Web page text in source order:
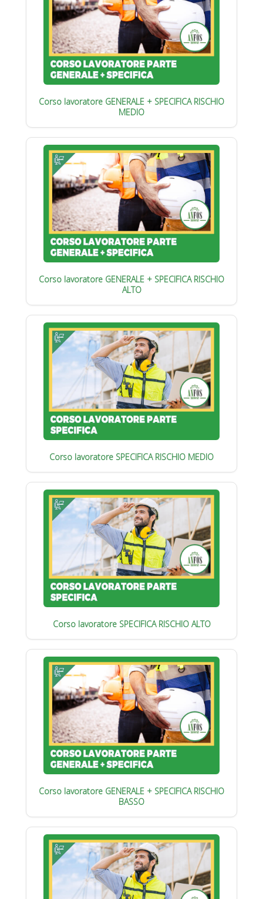
Corso lavoratore GENERALE + SPECIFICA RISCHIO
MEDIO
Corso lavoratore GENERALE + SPECIFICA RISCHIO
ALTO
Corso lavoratore SPECIFICA RISCHIO MEDIO
Corso lavoratore SPECIFICA RISCHIO ALTO
Corso lavoratore GENERALE + SPECIFICA RISCHIO
BASSO